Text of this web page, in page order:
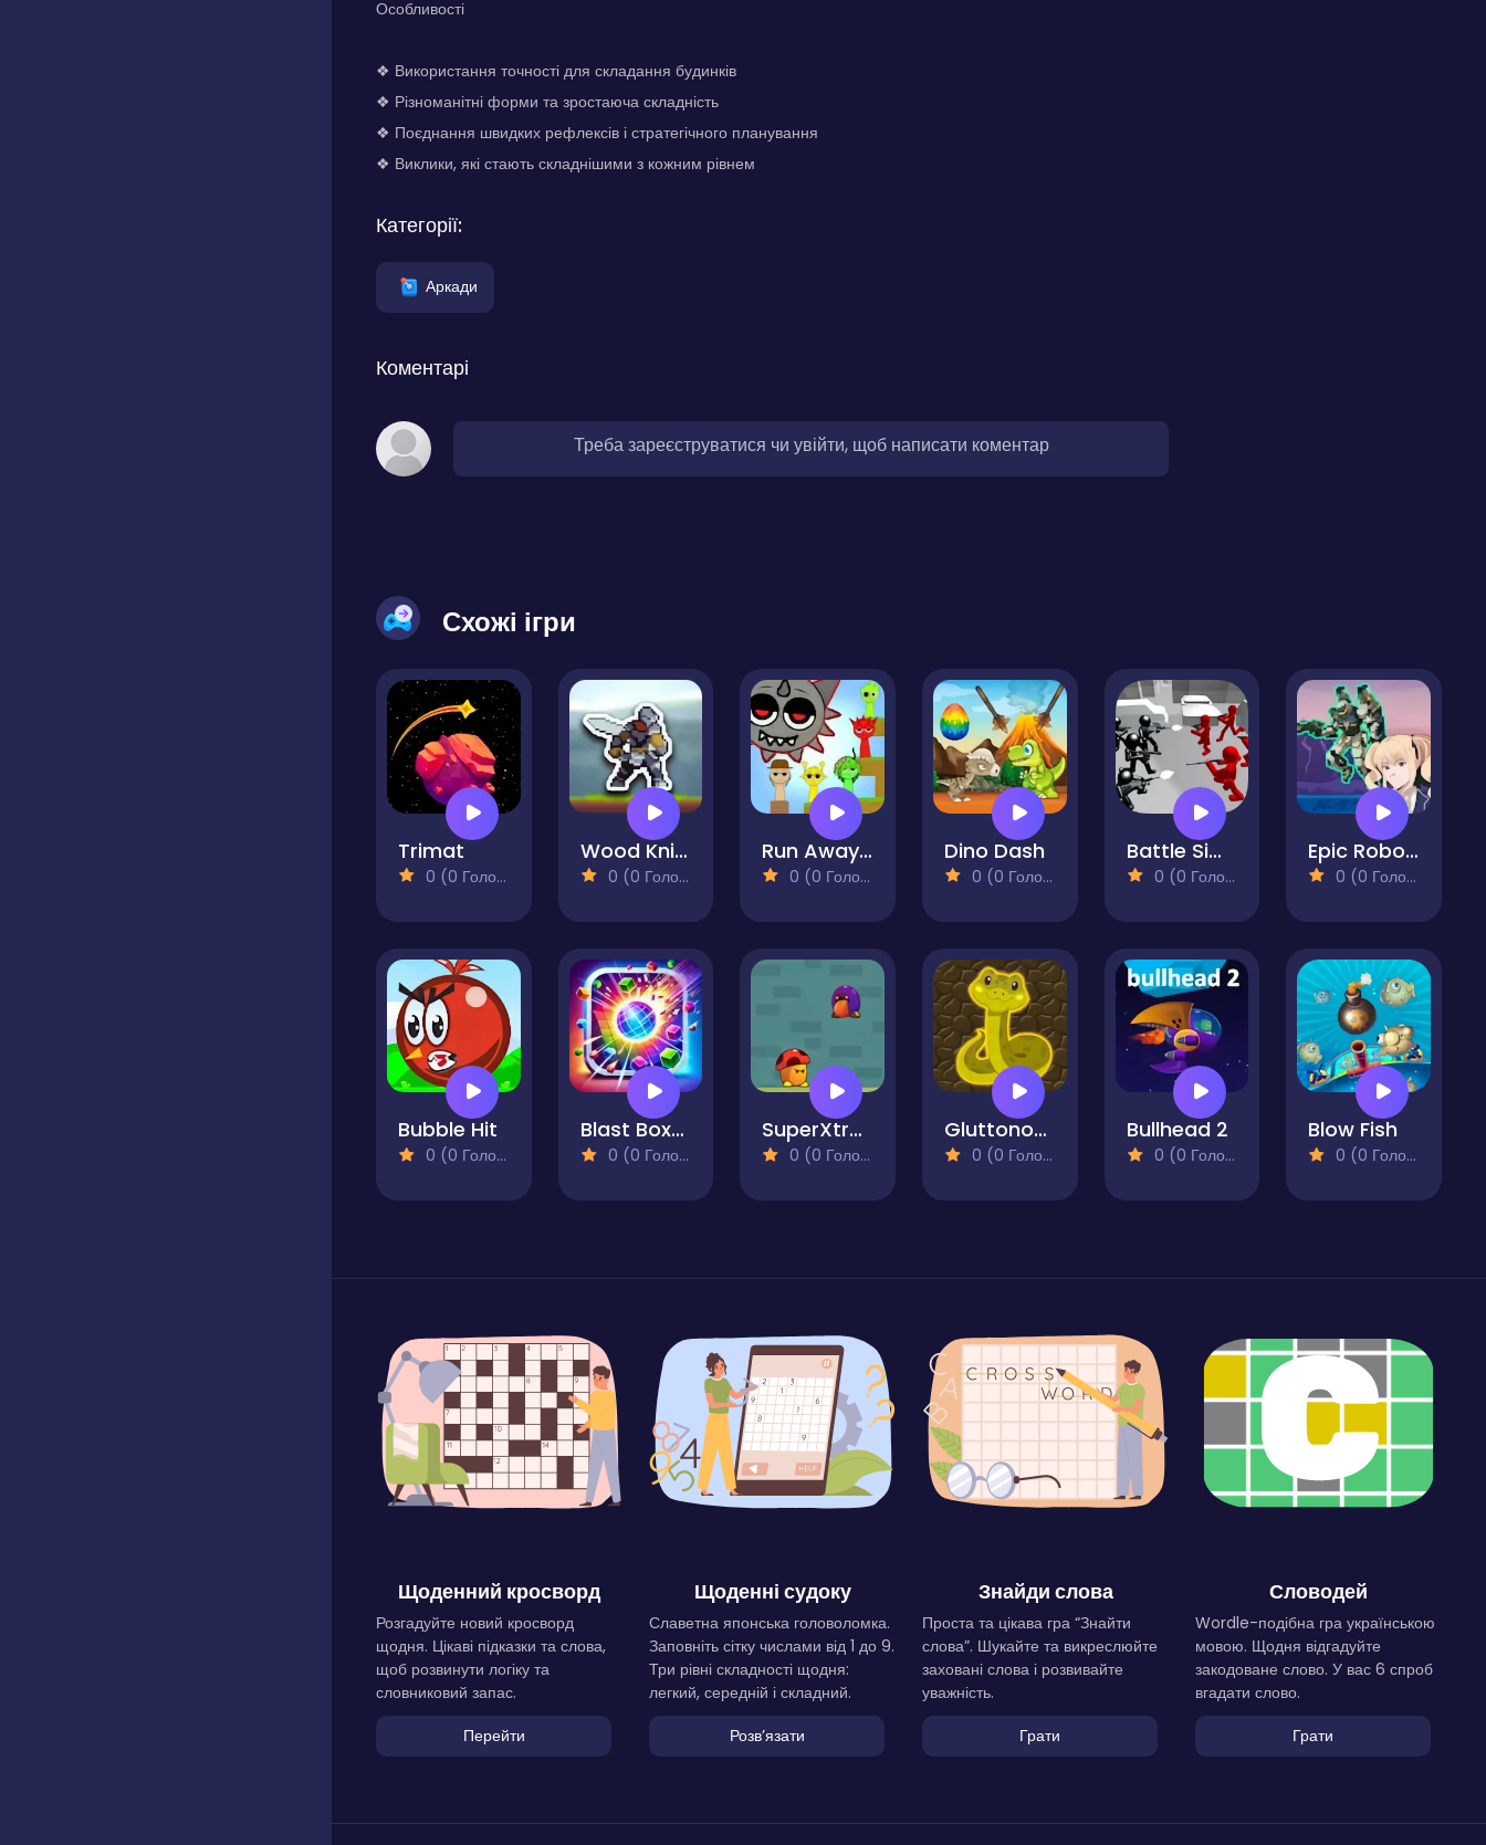
Особливості
❖ Використання точності для складання будинків
❖ Різноманітні форми та зростаюча складність
❖ Поєднання швидких рефлексів і стратегічного планування
❖ Виклики, які стають складнішими з кожним рівнем
Категорії:
Аркади
Коментарі
Треба зареєструватися чи увійти, щоб написати коментар
Схожі ігри
Trimat
0 (0 Голосів)
Wood Knight
0 (0 Голосів)
Run Away from Sprunki Eater
0 (0 Голосів)
Dino Dash
0 (0 Голосів)
Battle Simluator - Counter Stickman
0 (0 Голосів)
Epic Robot Combat Simulator
0 (0 Голосів)
Bubble Hit
0 (0 Голосів)
Blast Boxes
0 (0 Голосів)
SuperXtrue
0 (0 Голосів)
Gluttonous Snake
0 (0 Голосів)
Bullhead 2
0 (0 Голосів)
Blow Fish
0 (0 Голосів)
Щоденний кросворд
Розгадуйте новий кросворд
щодня. Цікаві підказки та слова,
щоб розвинути логіку та
словниковий запас.
Перейти
Щоденні судоку
Славетна японська головоломка.
Заповніть сітку числами від 1 до 9.
Три рівні складності щодня:
легкий, середній і складний.
Розвʼязати
Знайди слова
Проста та цікава гра “Знайти
слова”. Шукайте та викреслюйте
заховані слова і розвивайте
уважність.
Грати
Словодей
Wordle-подібна гра українською
мовою. Щодня відгадуйте
закодоване слово. У вас 6 спроб
вгадати слово.
Грати